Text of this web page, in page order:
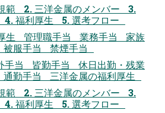
範 2. 三洋金属のメンバー 3.
福利厚生 5. 選考フロー
生 管理職手当 業務手当 家族
服手当 禁煙手当
手当 皆勤手当 休日出勤・残業
勤手当 三洋金属の福利厚生
範 2. 三洋金属のメンバー 3.
福利厚生 5. 選考フロー